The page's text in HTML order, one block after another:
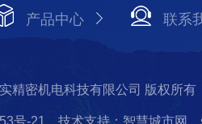
产品中心 联系
精密机电科技有限公司 版权所有
号-21 技术支持：智慧城市网